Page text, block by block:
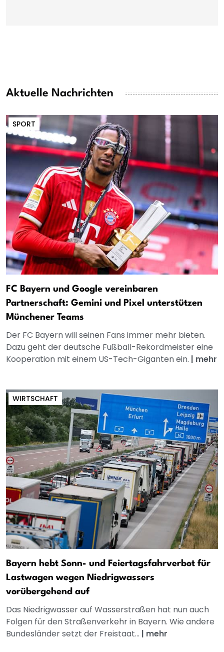
Aktuelle Nachrichten
SPORT
FC Bayern und Google vereinbaren
Partnerschaft: Gemini und Pixel unterstützen
Münchener Teams
Der FC Bayern will seinen Fans immer mehr bieten.
Dazu geht der deutsche Fußball-Rekordmeister eine
Kooperation mit einem US-Tech-Giganten ein. | mehr
WIRTSCHAFT
Bayern hebt Sonn- und Feiertagsfahrverbot für
Lastwagen wegen Niedrigwassers
vorübergehend auf
Das Niedrigwasser auf Wasserstraßen hat nun auch
Folgen für den Straßenverkehr in Bayern. Wie andere
Bundesländer setzt der Freistaat... | mehr